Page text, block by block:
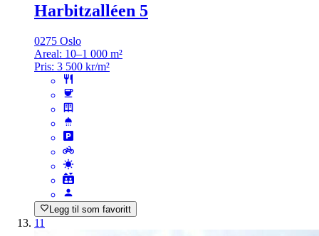
Harbitzalléen 5
0275 Oslo
Areal: 10–1 000 m²
Pris: 3 500 kr/m²
Legg til som favoritt
11